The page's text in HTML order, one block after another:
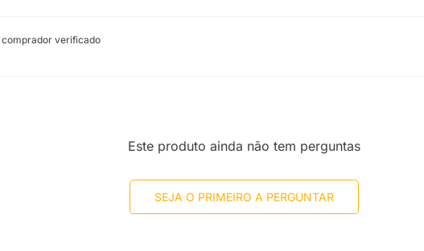
comprador verificado
Este produto ainda não tem perguntas
SEJA O PRIMEIRO A PERGUNTAR